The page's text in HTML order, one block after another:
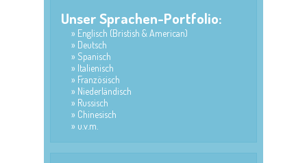
Unser Sprachen-Portfolio:
Englisch (Bristish & American)
Deutsch
Spanisch
Italienisch
Französisch
Niederländisch
Russisch
Chinesisch
u.v.m.